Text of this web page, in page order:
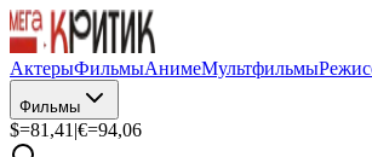
АктерыФильмыАнимеМультфильмы
Фильмы
$=81,41 |€=94,06